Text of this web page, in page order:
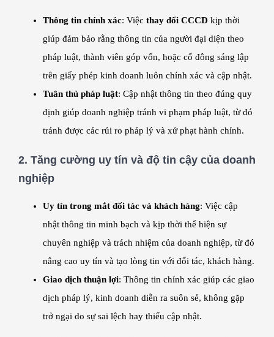
Thông tin chính xác: Việc thay đổi CCCD kịp thời
giúp đảm bảo rằng thông tin của người đại diện theo
pháp luật, thành viên góp vốn, hoặc cổ đông sáng lập
trên giấy phép kinh doanh luôn chính xác và cập nhật.
Tuân thủ pháp luật: Cập nhật thông tin theo đúng quy
định giúp doanh nghiệp tránh vi phạm pháp luật, từ đó
tránh được các rủi ro pháp lý và xử phạt hành chính.
2. Tăng cường uy tín và độ tin cậy của doanh
nghiệp
Uy tín trong mắt đối tác và khách hàng: Việc cập
nhật thông tin minh bạch và kịp thời thể hiện sự
chuyên nghiệp và trách nhiệm của doanh nghiệp, từ đó
nâng cao uy tín và tạo lòng tin với đối tác, khách hàng.
Giao dịch thuận lợi: Thông tin chính xác giúp các giao
dịch pháp lý, kinh doanh diễn ra suôn sẻ, không gặp
trở ngại do sự sai lệch hay thiếu cập nhật.